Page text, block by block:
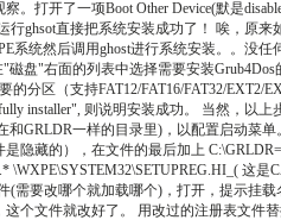
开了一项Boot Other Device(默是
ghsot直接把系统安装成功了！ 唉，原
统然后调用ghost进行系统安装。。没
盘"右面的列表中选择需要安装
区（支持FAT12/FAT16/FAT32/EXT2/
installer", 则说明安装成功。 当然，以
GRLDR一样的目录里)，以配置启动菜
藏的），在文件的最后加上
这是
要改哪个就加载哪个)，打开，提示挂
个文件就改好了。 用改过的注册表文件